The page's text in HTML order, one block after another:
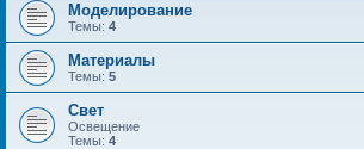
Моделирование
Темы: 4
Материалы
Темы: 5
Свет
Освещение
Темы: 4